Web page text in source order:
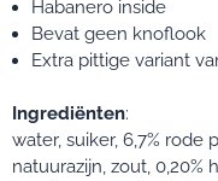
Habanero inside
Bevat geen knoflook
Extra pittige variant
Ingrediënten:
water, suiker, 6,7%
natuurazijn, zout, 0,20%